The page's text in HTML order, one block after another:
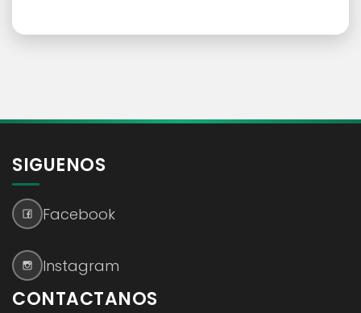
SIGUENOS
Facebook
Instagram
CONTACTANOS